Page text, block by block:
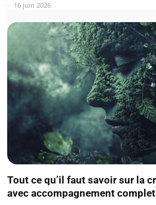
16 juin 2026
Tout ce qu’il faut savoir sur la
avec accompagnement complet